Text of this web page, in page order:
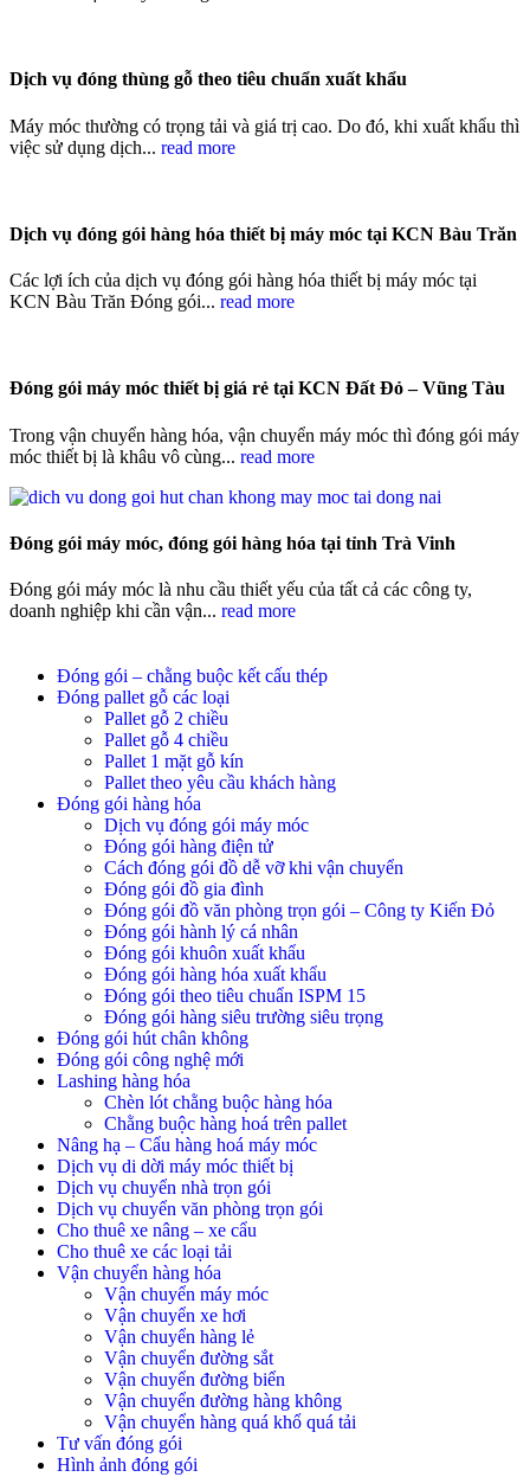
Dịch vụ đóng thùng gỗ theo tiêu chuẩn xuất khẩu
Máy móc thường có trọng tải và giá trị cao. Do đó, khi xuất khẩu thì
việc sử dụng dịch... read more
Dịch vụ đóng gói hàng hóa thiết bị máy móc tại KCN Bàu Trăn
Các lợi ích của dịch vụ đóng gói hàng hóa thiết bị máy móc tại
KCN Bàu Trăn Đóng gói... read more
Đóng gói máy móc thiết bị giá rẻ tại KCN Đất Đỏ – Vũng Tàu
Trong vận chuyển hàng hóa, vận chuyển máy móc thì đóng gói máy
móc thiết bị là khâu vô cùng... read more
Đóng gói máy móc, đóng gói hàng hóa tại tỉnh Trà Vinh
Đóng gói máy móc là nhu cầu thiết yếu của tất cả các công ty,
doanh nghiệp khi cần vận... read more
Đóng gói – chằng buộc kết cấu thép
Đóng pallet gỗ các loại
Pallet gỗ 2 chiều
Pallet gỗ 4 chiều
Pallet 1 mặt gỗ kín
Pallet theo yêu cầu khách hàng
Đóng gói hàng hóa
Dịch vụ đóng gói máy móc
Đóng gói hàng điện tử
Cách đóng gói đồ dễ vỡ khi vận chuyển
Đóng gói đồ gia đình
Đóng gói đồ văn phòng trọn gói – Công ty Kiến Đỏ
Đóng gói hành lý cá nhân
Đóng gói khuôn xuất khẩu
Đóng gói hàng hóa xuất khẩu
Đóng gói theo tiêu chuẩn ISPM 15
Đóng gói hàng siêu trường siêu trọng
Đóng gói hút chân không
Đóng gói công nghệ mới
Lashing hàng hóa
Chèn lót chằng buộc hàng hóa
Chằng buộc hàng hoá trên pallet
Nâng hạ – Cẩu hàng hoá máy móc
Dịch vụ di dời máy móc thiết bị
Dịch vụ chuyển nhà trọn gói
Dịch vụ chuyển văn phòng trọn gói
Cho thuê xe nâng – xe cẩu
Cho thuê xe các loại tải
Vận chuyển hàng hóa
Vận chuyển máy móc
Vận chuyển xe hơi
Vận chuyển hàng lẻ
Vận chuyển đường sắt
Vận chuyển đường biển
Vận chuyển đường hàng không
Vận chuyển hàng quá khổ quá tải
Tư vấn đóng gói
Hình ảnh đóng gói